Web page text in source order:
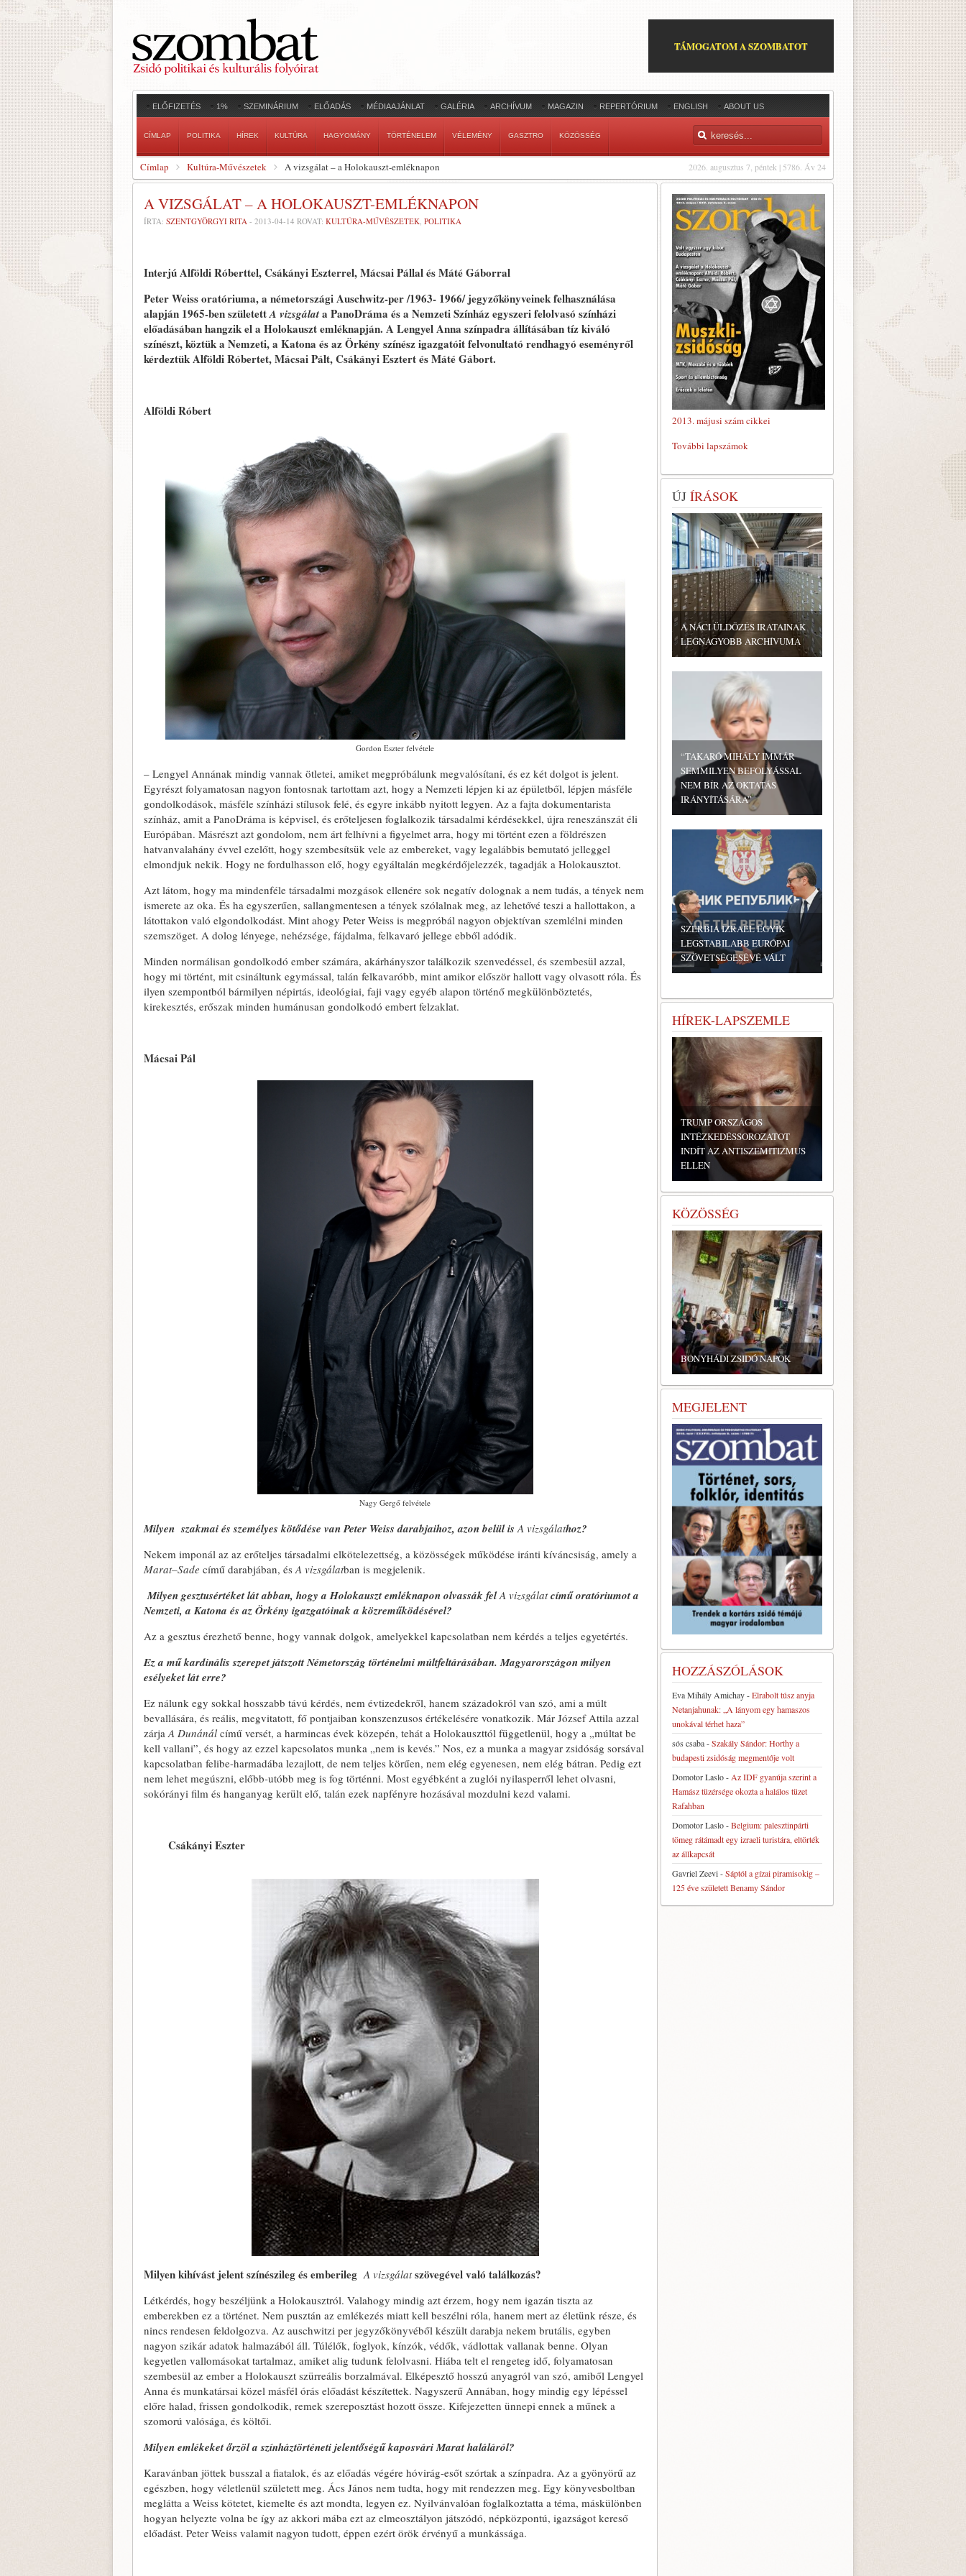
TÁMOGATOM A SZOMBATOT
ELŐFIZETÉS 1% SZEMINÁRIUM ELŐADÁS MÉDIAAJÁNLAT GALÉRIA ARCHÍVUM MAGAZIN REPERTÓRIUM ENGLISH ABOUT US
CÍMLAP POLITIKA HÍREK KULTÚRA HAGYOMÁNY TÖRTÉNELEM VÉLEMÉNY GASZTRO KÖZÖSSÉG
2026. augusztus 7, péntek | 5786. Áv 24
Címlap Kultúra-Művészetek A vizsgálat – a Holokauszt-emléknapon
A VIZSGÁLAT – A HOLOKAUSZT-EMLÉKNAPON
ÍRTA: SZENTGYÖRGYI RITA - 2013-04-14 ROVAT: KULTÚRA-MŰVÉSZETEK, POLITIKA
Interjú Alföldi Róberttel, Csákányi Eszterrel, Mácsai Pállal és Máté Gáborral
Peter Weiss oratóriuma, a németországi Auschwitz-per /1963- 1966/ jegyzőkönyveinek felhasználása
alapján 1965-ben születettA vizsgálata PanoDráma és a Nemzeti Színház egyszeri felolvasó színházi
előadásában hangzik el a Holokauszt emléknapján. A Lengyel Anna színpadra állításában tíz kiváló
színészt, köztük a Nemzeti, a Katona és az Örkény színész igazgatóit felvonultató rendhagyó eseményről
kérdeztük Alföldi Róbertet, Mácsai Pált, Csákányi Esztert és Máté Gábort.
Alföldi Róbert
Gordon Eszter felvétele
– Lengyel Annának mindig vannak ötletei, amiket megpróbálunk megvalósítani, és ez két dolgot is jelent.
Egyrészt folyamatosan nagyon fontosnak tartottam azt, hogy a Nemzeti lépjen ki az épületből, lépjen másféle
gondolkodások, másféle színházi stílusok felé, és egyre inkább nyitott legyen. Az a fajta dokumentarista
színház, amit a PanoDráma is képvisel, és erőteljesen foglalkozik társadalmi kérdésekkel, újra reneszánszát éli
Európában. Másrészt azt gondolom, nem árt felhívni a figyelmet arra, hogy mi történt ezen a földrészen
hatvanvalahány évvel ezelőtt, hogy szembesítsük vele az embereket, vagy legalábbis bemutató jelleggel
elmondjuk nekik. Hogy ne fordulhasson elő, hogy egyáltalán megkérdőjelezzék, tagadják a Holokausztot.
Azt látom, hogy ma mindenféle társadalmi mozgások ellenére sok negatív dolognak a nem tudás, a tények nem
ismerete az oka. És ha egyszerűen, sallangmentesen a tények szólalnak meg, az lehetővé teszi a hallottakon, a
látottakon való elgondolkodást. Mint ahogy Peter Weiss is megpróbál nagyon objektívan szemlélni minden
szemszöget. A dolog lényege, nehézsége, fájdalma, felkavaró jellege ebből adódik.
Minden normálisan gondolkodó ember számára, akárhányszor találkozik szenvedéssel, és szembesül azzal,
hogy mi történt, mit csináltunk egymással, talán felkavaróbb, mint amikor először hallott vagy olvasott róla. És
ilyen szempontból bármilyen népirtás, ideológiai, faji vagy egyéb alapon történő megkülönböztetés,
kirekesztés, erőszak minden humánusan gondolkodó embert felzaklat.
Mácsai Pál
Nagy Gergő felvétele
Milyen szakmai és személyes kötődése van Peter Weiss darabjaihoz, azon belül isA vizsgálathoz?
Nekem imponál az az erőteljes társadalmi elkötelezettség, a közösségek működése iránti kíváncsiság, amely a
Marat–Sade című darabjában, ésA vizsgálatban is megjelenik.
Milyen gesztusértéket lát abban, hogy a Holokauszt emléknapon olvassák felA vizsgálatcímű oratóriumot a
Nemzeti, a Katona és az Örkény igazgatóinak a közreműködésével?
Az a gesztus érezhető benne, hogy vannak dolgok, amelyekkel kapcsolatban nem kérdés a teljes egyetértés.
Ez a mű kardinális szerepet játszott Németország történelmi múltfeltárásában. Magyarországon milyen
esélyeket lát erre?
Ez nálunk egy sokkal hosszabb távú kérdés, nem évtizedekről, hanem századokról van szó, ami a múlt
bevallására, és reális, megvitatott, fő pontjaiban konszenzusos értékelésére vonatkozik. Már József Attila azzal
zárjaA Dunánál című versét, a harmincas évek közepén, tehát a Holokauszttól függetlenül, hogy a „múltat be
kell vallani”, és hogy az ezzel kapcsolatos munka „nem is kevés.” Nos, ez a munka a magyar zsidóság sorsával
kapcsolatban felibe-harmadába lezajlott, de nem teljes körűen, nem elég egyenesen, nem elég bátran. Pedig ezt
nem lehet megúszni, előbb-utóbb meg is fog történni. Most egyébként a zuglói nyilasperről lehet olvasni,
sokórányi film és hanganyag került elő, talán ezek napfényre hozásával mozdulni kezd valami.
Csákányi Eszter
Milyen kihívást jelent színészileg és emberilegA vizsgálatszövegével való találkozás?
Létkérdés, hogy beszéljünk a Holokausztról. Valahogy mindig azt érzem, hogy nem igazán tiszta az
emberekben ez a történet. Nem pusztán az emlékezés miatt kell beszélni róla, hanem mert az életünk része, és
nincs rendesen feldolgozva. Az auschwitzi per jegyzőkönyvéből készült darabja nekem brutális, egyben
nagyon szikár adatok halmazából áll. Túlélők, foglyok, kínzók, védők, vádlottak vallanak benne. Olyan
kegyetlen vallomásokat tartalmaz, amiket alig tudunk felolvasni. Hiába telt el rengeteg idő, folyamatosan
szembesül az ember a Holokauszt szürreális borzalmával. Elképesztő hosszú anyagról van szó, amiből Lengyel
Anna és munkatársai közel másfél órás előadást készítettek. Nagyszerű Annában, hogy mindig egy lépéssel
előre halad, frissen gondolkodik, remek szereposztást hozott össze. Kifejezetten ünnepi ennek a műnek a
szomorú valósága, és költői.
Milyen emlékeket őrzöl a színháztörténeti jelentőségű kaposvári Marat haláláról?
Karavánban jöttek busszal a fiatalok, és az előadás végére hóvirág-esőt szórtak a színpadra. Az a gyönyörű az
egészben, hogy véletlenül született meg. Ács János nem tudta, hogy mit rendezzen meg. Egy könyvesboltban
meglátta a Weiss kötetet, kiemelte és azt mondta, legyen ez. Nyilvánvalóan foglalkoztatta a téma, máskülönben
hogyan helyezte volna be így az akkori mába ezt az elmeosztályon játszódó, népközpontú, igazságot kereső
előadást. Peter Weiss valamit nagyon tudott, éppen ezért örök érvényű a munkássága.
2013. májusi szám cikkei
További lapszámok
ÚJ ÍRÁSOK
A NÁCI ÜLDÖZÉS IRATAINAK
LEGNAGYOBB ARCHÍVUMA
“TAKARÓ MIHÁLY IMMÁR
SEMMILYEN BEFOLYÁSSAL
NEM BÍR AZ OKTATÁS
IRÁNYÍTÁSÁRA”
SZERBIA IZRAEL EGYIK
LEGSTABILABB EURÓPAI
SZÖVETSÉGESÉVÉ VÁLT
HÍREK-LAPSZEMLE
TRUMP ORSZÁGOS
INTÉZKEDÉSSOROZATOT
INDÍT AZ ANTISZEMITIZMUS
ELLEN
KÖZÖSSÉG
ZSIDÓ GASZTRONÓMIAI
TALÁLKOZÓ A BONYHÁDI
ZSINAGÓGÁBAN
MEGJELENT
HOZZÁSZÓLÁSOK
Eva Mihály Amichay-Elrabolt túsz anyja
Netanjahunak: „A lányom egy hamaszos
unokával térhet haza”
sós csaba-Szakály Sándor: Horthy a
budapesti zsidóság megmentője volt
Domotor Laslo- Az IDF gyanúja szerint a
Hamász tüzérsége okozta a halálos tüzet
Rafahban
Domotor Laslo-Belgium: palesztinpárti
tömeg rátámadt egy izraeli turistára, eltörték
az állkapcsát
Gavriel Zeevi-Sáptól a gízai piramisokig –
125 éve született Benamy Sándor